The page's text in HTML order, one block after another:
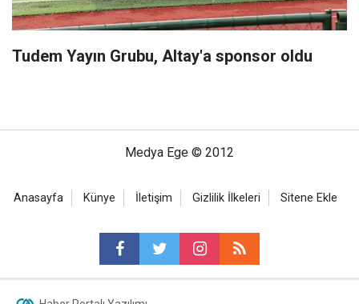
Tudem Yayın Grubu, Altay'a sponsor oldu
Medya Ege © 2012
Anasayfa Künye İletişim Gizlilik İlkeleri Sitene Ekle